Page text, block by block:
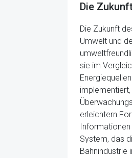
Die
Die Zukunft
Umwelt und
sie im
erleichtern
System, das
Bahnindustrie